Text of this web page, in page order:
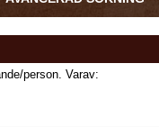
person. Varav: